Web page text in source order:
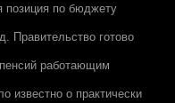
позиция по бюджету
Правительство готово
работающим
известно о практически